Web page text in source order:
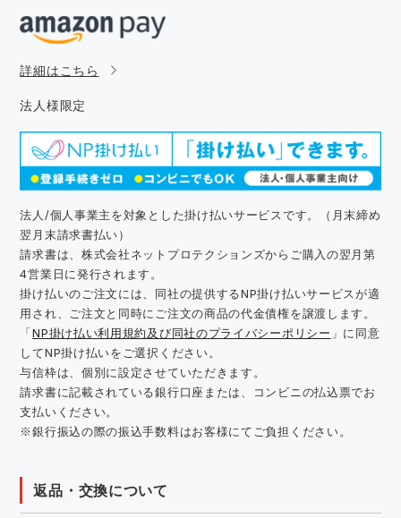
詳細はこちら
法人様限定
法人/個人事業主を対象とした掛け払いサービスです。（月末締め
翌月末請求書払い）
請求書は、株式会社ネットプロテクションズからご購入の翌月第
4営業日に発行されます。
掛け払いのご注文には、同社の提供するNP掛け払いサービスが適
用され、ご注文と同時にご注文の商品の代金債権を譲渡します。
「NP掛け払い利用規約及び同社のプライバシーポリシー 」に同意
してNP掛け払いをご選択ください。
与信枠は、個別に設定させていただきます。
請求書に記載されている銀行口座または、コンビニの払込票でお
支払いください。
※銀行振込の際の振込手数料はお客様にてご負担ください。
返品・交換について